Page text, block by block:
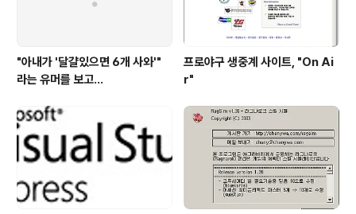
"아내가 '달걀있으면 6개 사와'"
라는 유머를 보고...
프로야구 생중계 사이트, "On Ai
r"